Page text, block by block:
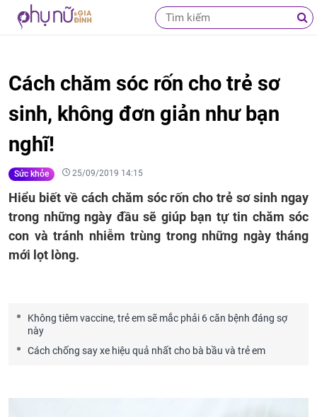
Cách chăm sóc rốn cho trẻ sơ
sinh, không đơn giản như bạn
nghĩ!
Sức khỏe 25/09/2019 14:15
Hiểu biết về cách chăm sóc rốn cho trẻ sơ sinh ngay
trong những ngày đầu sẽ giúp bạn tự tin chăm sóc
con và tránh nhiễm trùng trong những ngày tháng
mới lọt lòng.
Không tiêm vaccine, trẻ em sẽ mắc phải 6 căn bệnh đáng sợ
này
Cách chống say xe hiệu quả nhất cho bà bầu và trẻ em